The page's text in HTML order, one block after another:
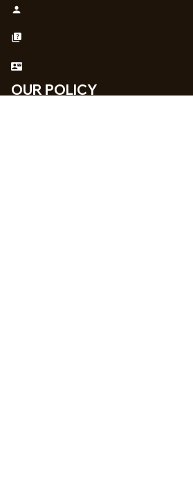
OUR POLICY